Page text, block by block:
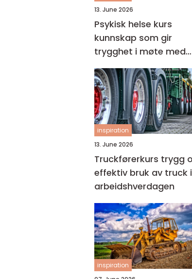
13. June 2026
Psykisk helse kurs
kunnskap som gir
trygghet i møte med
barn og unge
inspiration
13. June 2026
Truckførerkurs trygg og
effektiv bruk av truck i
arbeidshverdagen
inspiration